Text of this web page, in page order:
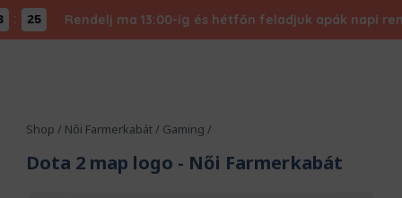
24 Rendelj ma 13:00-ig és hétfőn feladjuk apák napi
Shop / Női Farmerkabát/ Gaming /
Dota 2 map logo - Női Farmerkabát